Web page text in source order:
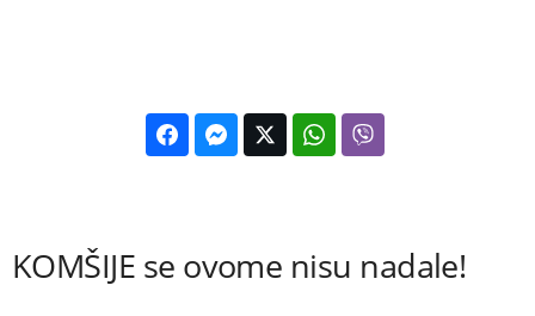
KOMŠIJE se ovome nisu nadale!